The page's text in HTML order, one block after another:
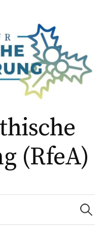
(RfeA)
Suchen
nach: